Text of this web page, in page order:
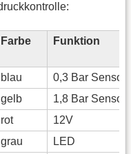
Farbe Funktion
blau
0,3 Bar Sensor
gelb
1,8 Bar Sensor
rot
12V
grau
LED